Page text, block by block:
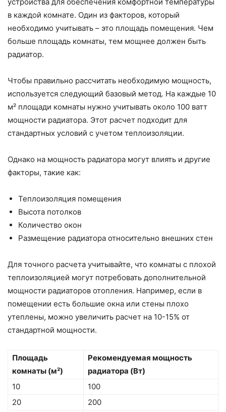
в каждой комнате. Один из факторов, который
необходимо учитывать – это площадь помещения. Чем
больше площадь комнаты, тем мощнее должен быть
радиатор.
Чтобы правильно рассчитать необходимую мощность,
используется следующий базовый метод. На каждые 10
м² площади комнаты нужно учитывать около 100 ватт
мощности радиатора. Этот расчет подходит для
стандартных условий с учетом теплоизоляции.
Однако на мощность радиатора могут влиять и другие
факторы, такие как:
Теплоизоляция помещения
Высота потолков
Количество окон
Размещение радиатора относительно внешних стен
Для точного расчета учитывайте, что комнаты с плохой
теплоизоляцией могут потребовать дополнительной
мощности радиаторов отопления. Например, если в
помещении есть большие окна или стены плохо
утеплены, можно увеличить расчет на 10-15% от
стандартной мощности.
Площадь
комнаты (м²)
Рекомендуемая мощность
радиатора (Вт)
10
100
20
200